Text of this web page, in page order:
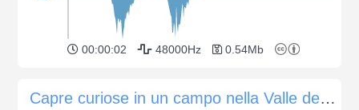
00:00:02 48000Hz 0.54Mb
Capre curiose in un campo nella Valle dell'Isonzo, Slovenia